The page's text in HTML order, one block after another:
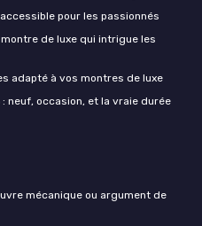
pour les passionnés
montre de luxe qui intrigue les
adapté à vos montres de luxe
neuf, occasion, et la vraie durée
mécanique ou argument de